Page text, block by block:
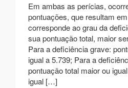
Em ambas as perícias,
pontuações, que resultam
corresponde ao grau da
sua pontuação total, maior
Para a deficiência grave:
igual a 5.739; Para a
pontuação total maior ou
igual […]